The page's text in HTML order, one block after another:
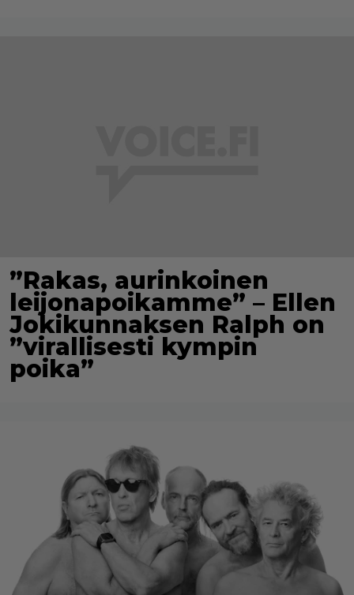
”Rakas, aurinkoinen
leijonapoikamme” – Ellen
Jokikunnaksen Ralph on
”virallisesti kympin
poika”